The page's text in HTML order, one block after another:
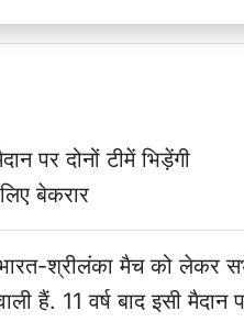
पर दोनों टीमें भिड़ेंगी
बेकरार
श्रीलंका मैच को लेकर
हैं. 11 वर्ष बाद इसी मैदान